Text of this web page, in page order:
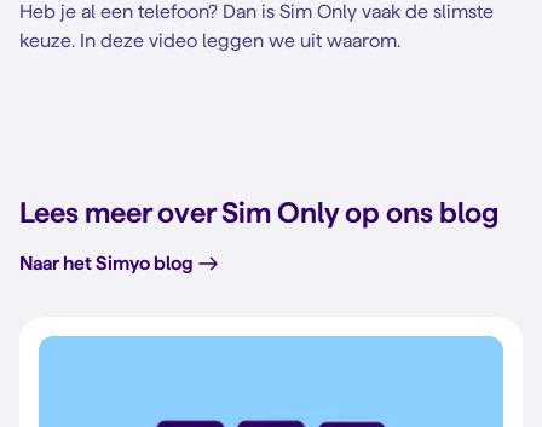
Heb je al een telefoon? Dan is Sim Only vaak de slimste
keuze. In deze video leggen we uit waarom.
Lees meer over Sim Only op ons blog
Naar het Simyo blog